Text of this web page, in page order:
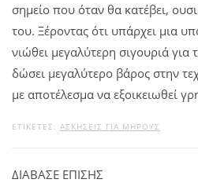
σημείο που όταν θα κατέβει,
του. Ξέροντας ότι υπάρχει μια
νιώθει μεγαλύτερη σιγουριά για
δώσει μεγαλύτερο βάρος στην
με αποτέλεσμα να εξοικειωθεί
ΕΤΙΚΕΤΕΣ: ΑΣΚΉΣΕΙΣ ΓΙΑ ΜΗΡΟΎΣ
ΔΙΑΒΑΣΕ ΕΠΙΣΗΣ